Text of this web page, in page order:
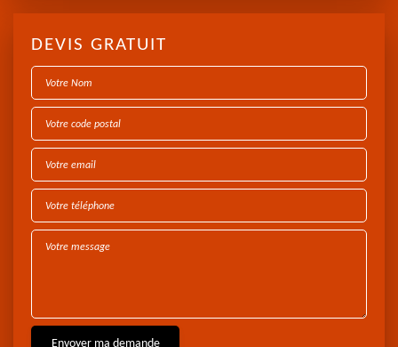
DEVIS GRATUIT